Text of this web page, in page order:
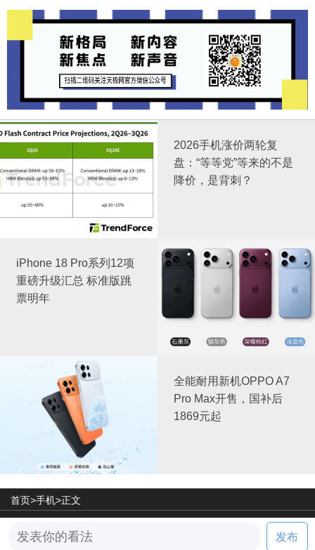
2026手机涨价两轮复
盘：“等等党”等来的不是
降价，是背刺？
iPhone 18 Pro系列12项
重磅升级汇总 标准版跳
票明年
全能耐用新机OPPO A7
Pro Max开售，国补后
1869元起
首页>手机>正文
发布